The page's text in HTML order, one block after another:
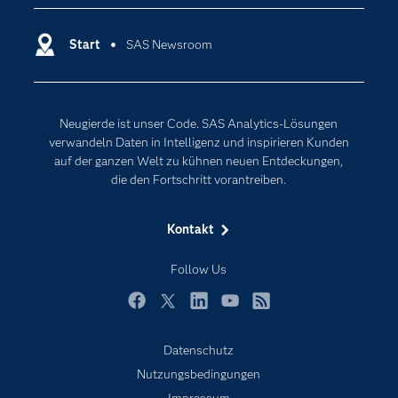
Start SAS Newsroom
Neugierde ist unser Code. SAS Analytics-Lösungen
verwandeln Daten in Intelligenz und inspirieren Kunden
auf der ganzen Welt zu kühnen neuen Entdeckungen,
die den Fortschritt vorantreiben.
Kontakt
Follow Us
Dokumentation
Entwickler
Karriere
Für Lehrkräfte
Lehrvideos
Nachrichten
Produkte
Support & Services
Data Science
Künstliche Intelligenz
Datenschutz
Nutzungsbedingungen